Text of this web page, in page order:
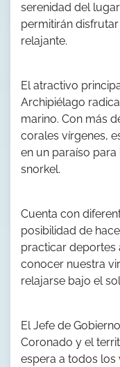
serenidad del
permitirán
relajante.
El atractivo
Archipiélago
marino. Con más
corales vírgenes,
en un paraíso
snorkel.
Cuenta con
posibilidad de
practicar deportes
conocer nuestra
relajarse bajo el
El Jefe de
Coronado y el
espera a todos los